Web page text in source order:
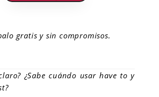
gratis y sin compromisos.
¿Sabe cuándo usar have to y